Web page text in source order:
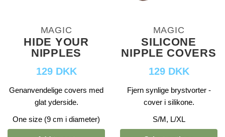
MAGIC
HIDE YOUR
NIPPLES
129 DKK
Genanvendelige covers med
glat yderside.
One size (9 cm i diameter)
MAGIC
SILICONE
NIPPLE COVERS
129 DKK
Fjern synlige brystvorter -
cover i silikone.
S/M, L/XL